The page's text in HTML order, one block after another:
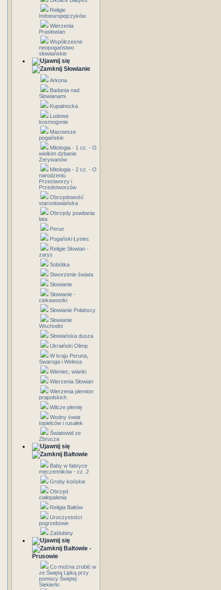
Religie
Indoeuropejczyków
Wierzenia
Prasłowian
Współczesne
neopogaństwo
słowiańskie
Słowianie
Arkona
Badania nad
Słowianami
Kupalnocka
Ludowe
kosmogonie
Mazowsze
pogańskie
Mitologia - 1 cz. - O
wielkim dzbanie
Zerywanów
Mitologia - 2 cz. - O
narodzeniu
Przestworzy i
Przedstworzów
Obrzędowość
starosłowiańska
Obrzędy powitania
lata
Perun
Pogański Łysiec
Religie Słowian -
zarys
Sobótka
Stworzenie świata
Słowianie
Słowianie -
ciekawostki
Słowianie Połabscy
Słowianie
Wschodni
Słowiańska dusza
Ukraiński Olimp
W kraju Peruna,
Swaroga i Welesa
Wieniec, wianki
Wierzenia Słowian
Wierzenia plemion
prapolskich
Wilcze plemię
Wodny świat
topielców i rusałek
Światowid ze
Zbrucza
Bałtowie
Baby w fabryce
męczenników - cz. 2
Groby końskie
Obrzęd
ciałopalenia
Religia Bałtów
Uroczystości
pogrzebowe
Zaślubiny
Bałtowie -
Prusowie
Co można zrobić w
ze Świętą Lipką przy
pomocy Świętej
Siekierki